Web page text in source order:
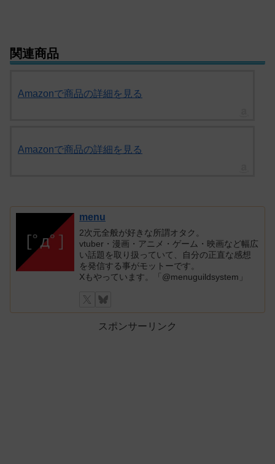
関連商品
Amazonで商品の詳細を見る
Amazonで商品の詳細を見る
menu
2次元全般が好きな所謂オタク。
vtuber・漫画・アニメ・ゲーム・映画など幅広
い話題を取り扱っていて、自分の正直な感想
を発信する事がモットーです。
Xもやっています。「@menuguildsystem」
スポンサーリンク